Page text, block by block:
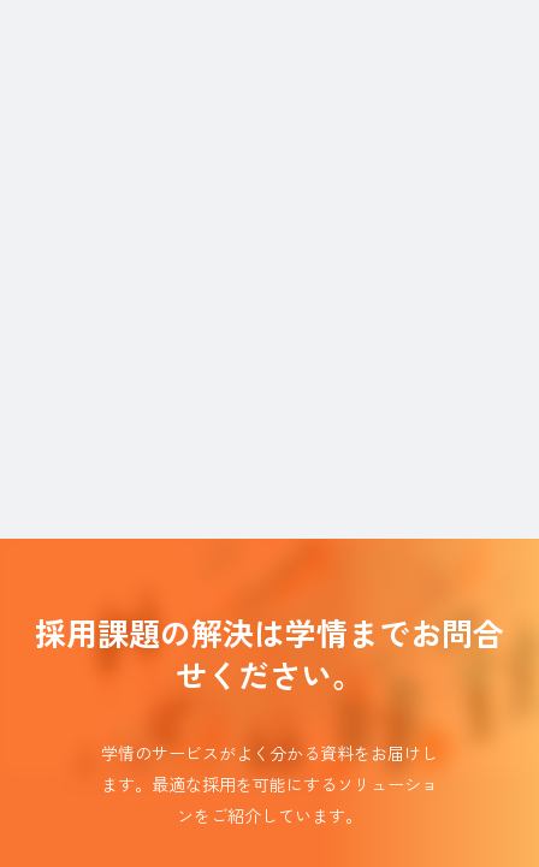
採用課題の解決は学情までお問合
せください。
学情のサービスがよく分かる資料をお届けし
ます。 最適な採用を可能にするソリューショ
ンを ご紹介しています。​